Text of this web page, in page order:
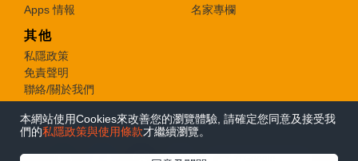
Apps 情報
名家專欄
其他
私隱政策
免責聲明
聯絡/關於我們
© 2026 e-zone. All Rights Reserved.
本網站使用Cookies來改善您的瀏覽體驗, 請確定您同意及接受我
們的私隱政策與使用條款才繼續瀏覽。